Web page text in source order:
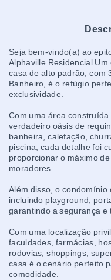
Seja bem-vindo(a) ao
Alphaville Residencial
casa de alto padrão, com
Banheiro, é o refúgio
exclusividade.
Com uma área
verdadeiro oásis de
banheira, calefação,
piscina, cada detalhe foi
proporcionar o máximo
moradores.
Além disso, o condomínio
incluindo playground,
garantindo a segurança
Com uma localização
faculdades, farmácias,
rodovias, shoppings,
casa é o cenário perfeito
comodidade.